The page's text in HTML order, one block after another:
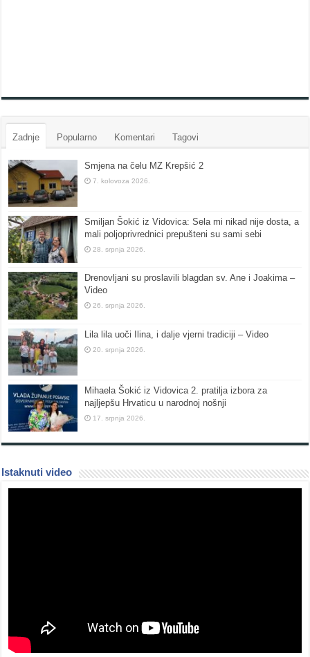
Zadnje Popularno Komentari Tagovi
Smjena na čelu MZ Krepšić 2
7. kolovoza 2026.
Smiljan Šokić iz Vidovica: Sela mi nikad nije dosta, a
mali poljoprivrednici prepušteni su sami sebi
28. srpnja 2026.
Drenovljani su proslavili blagdan sv. Ane i Joakima –
Video
26. srpnja 2026.
Lila lila uoči Ilina, i dalje vjerni tradiciji – Video
20. srpnja 2026.
Mihaela Šokić iz Vidovica 2. pratilja izbora za
najljepšu Hrvaticu u narodnoj nošnji
17. srpnja 2026.
Istaknuti video